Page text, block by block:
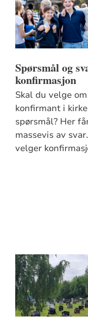
Spørsmål og
konfirmasjon
Skal du velge
konfirmant i
spørsmål? Her
massevis av
velger